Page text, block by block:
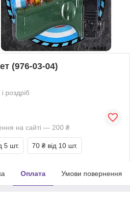
(976-03-04)
роздріб
на сайті — 200 ₴
5 шт. 70 ₴ від 10 шт.
Оплата Умови повернення